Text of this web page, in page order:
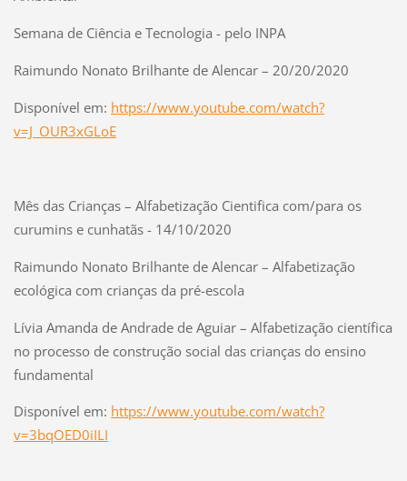
Semana de Ciência e Tecnologia - pelo INPA
Raimundo Nonato Brilhante de Alencar – 20/20/2020
Disponível em: https://www.youtube.com/watch?
v=J_OUR3xGLoE
Mês das Crianças – Alfabetização Cientifica com/para os
curumins e cunhatãs - 14/10/2020
Raimundo Nonato Brilhante de Alencar – Alfabetização
ecológica com crianças da pré-escola
Lívia Amanda de Andrade de Aguiar – Alfabetização científica
no processo de construção social das crianças do ensino
fundamental
Disponível em: https://www.youtube.com/watch?
v=3bqOED0iILI